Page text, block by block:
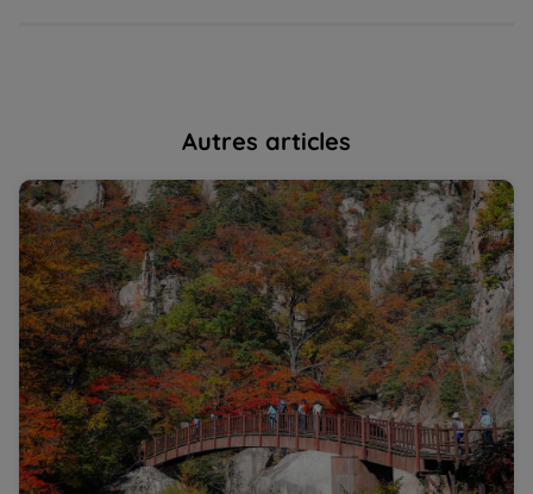
Autres articles
Pourquoi la Corée du Sud est la nouvelle destination
randonnée en Asie ? | La Balaguère